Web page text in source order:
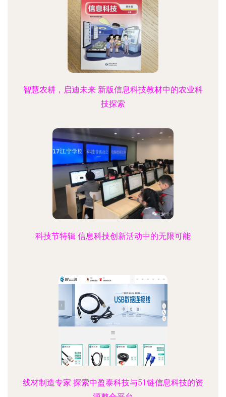
智慧农耕，启迪未来 新版信息科技教材中的农业科
技探索
科技节特辑 信息科技创新活动中的无限可能
线材制造专家 探索中盈泰科技与51链信息科技的资